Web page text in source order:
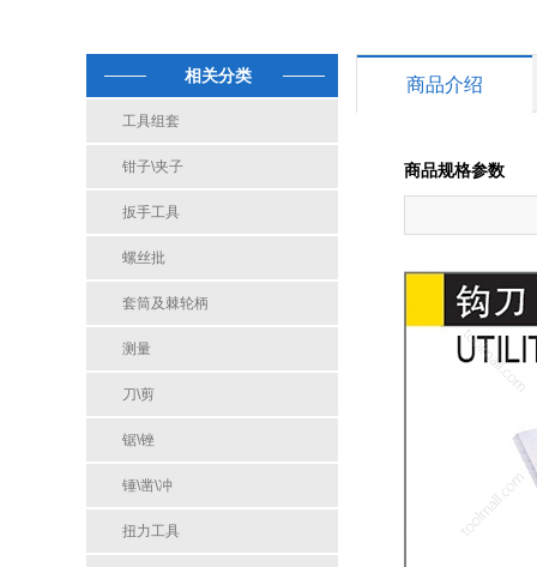
相关分类
工具组套
钳子\夹子
扳手工具
螺丝批
套筒及棘轮柄
测量
刀\剪
锯\锉
锤\凿\冲
扭力工具
商品介绍
商品规格参数